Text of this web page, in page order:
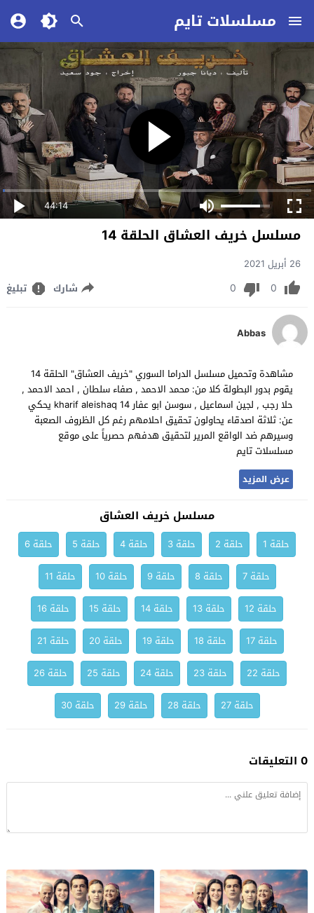
مسلسلات تايم
44:14
مسلسل خريف العشاق الحلقة 14
26 أبريل 2021
0
0 شارك تبليغ
Abbas
مشاهدة وتحميل مسلسل الدراما السوري "خريف العشاق" الحلقة 14
يقوم بدور البطولة كلا من: محمد الاحمد , صفاء سلطان , احمد الاحمد ,
حلا رجب , لجين اسماعيل , سوسن ابو عفار kharif aleishaq 14 يحكي
عن: ثلاثة اصدقاء يحاولون تحقيق احلامهم رغم كل الظروف الصعبة
وسيرهم ضد الواقع المرير لتحقيق هدفهم حصرياً على موقع
مسلسلات تايم
عرض المزيد
مسلسل خريف العشاق
حلقة 1 حلقة 2 حلقة 3 حلقة 4 حلقة 5
حلقة 6
حلقة 7
حلقة 8 حلقة 9 حلقة 10
حلقة 11
حلقة 12
حلقة 13 حلقة 14 حلقة 15
حلقة 16
حلقة 17
حلقة 18 حلقة 19 حلقة 20
حلقة 21
حلقة 22
حلقة 23 حلقة 24 حلقة 25
حلقة 26
حلقة 27
حلقة 28 حلقة 29 حلقة 30
0 التعليقات